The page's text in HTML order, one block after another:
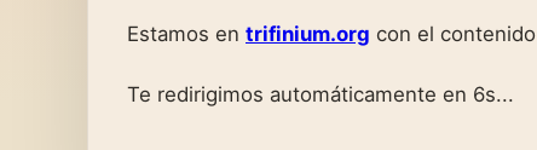
Estamos en trifinium.org con el
Te redirigimos automáticamente en 6s...